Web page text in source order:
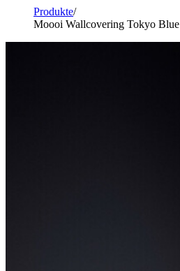
Produkte
Moooi Wallcovering Tokyo Blue